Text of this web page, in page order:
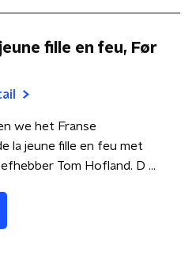
fille en feu, Før
we het Franse
la jeune fille en feu met
Tom Hofland. D ...